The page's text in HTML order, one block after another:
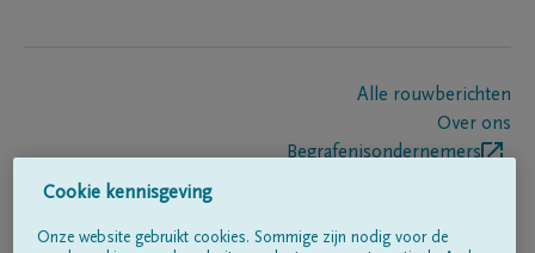
Alle rouwberichten
Over ons
Begrafenisondernemers
Cookie kennisgeving
Onze website gebruikt cookies. Sommige zijn nodig voor de